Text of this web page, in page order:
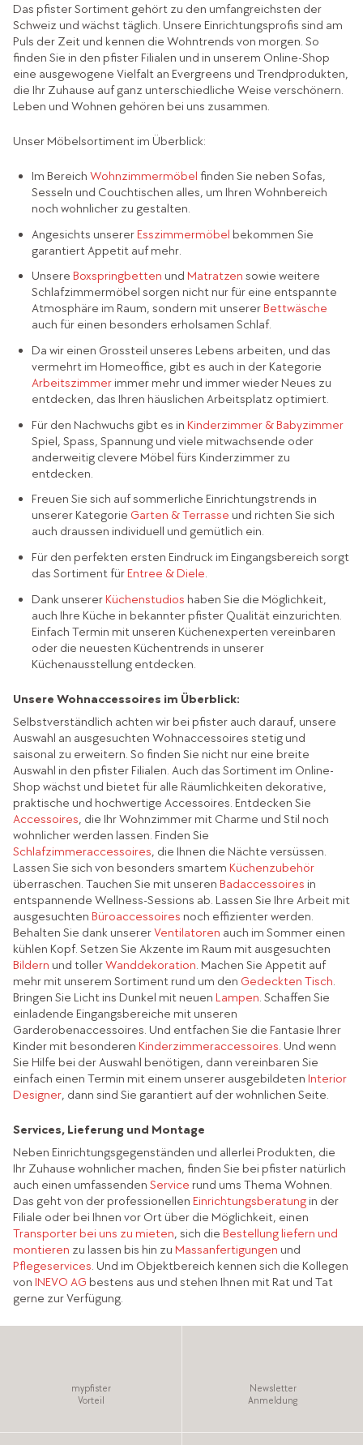
Das pfister Sortiment gehört zu den umfangreichsten der
Schweiz und wächst täglich. Unsere Einrichtungsprofis sind am
Puls der Zeit und kennen die Wohntrends von morgen. So
finden Sie in den pfister Filialen und in unserem Online-Shop
eine ausgewogene Vielfalt an Evergreens und Trendprodukten,
die Ihr Zuhause auf ganz unterschiedliche Weise verschönern.
Leben und Wohnen gehören bei uns zusammen.
Unser Möbelsortiment im Überblick:
Im BereichWohnzimmermöbel finden Sie neben Sofas,
Sesseln und Couchtischen alles, um Ihren Wohnbereich
noch wohnlicher zu gestalten.
Angesichts unserer Esszimmermöbel bekommen Sie
garantiert Appetit auf mehr.
Unsere Boxspringbetten und Matratzen sowie weitere
Schlafzimmermöbel sorgen nicht nur für eine entspannte
Atmosphäre im Raum, sondern mit unserer Bettwäsche
auch für einen besonders erholsamen Schlaf.
Da wir einen Grossteil unseres Lebens arbeiten, und das
vermehrt im Homeoffice, gibt es auch in der Kategorie
Arbeitszimmer immer mehr und immer wieder Neues zu
entdecken, das Ihren häuslichen Arbeitsplatz optimiert.
Für den Nachwuchs gibt es in Kinderzimmer & Babyzimmer
Spiel, Spass, Spannung und viele mitwachsende oder
anderweitig clevere Möbel fürs Kinderzimmer zu
entdecken.
Freuen Sie sich auf sommerliche Einrichtungstrends in
unserer Kategorie Garten & Terrasse und richten Sie sich
auch draussen individuell und gemütlich ein.
Für den perfekten ersten Eindruck im Eingangsbereich sorgt
das Sortiment für Entree & Diele.
Dank unserer Küchenstudios haben Sie die Möglichkeit,
auch Ihre Küche in bekannter pfister Qualität einzurichten.
Einfach Termin mit unseren Küchenexperten vereinbaren
oder die neuesten Küchentrends in unserer
Küchenausstellung entdecken.
Unsere Wohnaccessoires im Überblick:
Selbstverständlich achten wir bei pfister auch darauf, unsere
Auswahl an ausgesuchten Wohnaccessoires stetig und
saisonal zu erweitern. So finden Sie nicht nur eine breite
Auswahl in den pfister Filialen. Auch das Sortiment im Online-
Shop wächst und bietet für alle Räumlichkeiten dekorative,
praktische und hochwertige Accessoires. Entdecken Sie
Accessoires, die Ihr Wohnzimmer mit Charme und Stil noch
wohnlicher werden lassen. Finden Sie
Schlafzimmeraccessoires, die Ihnen die Nächte versüssen.
Lassen Sie sich von besonders smartem Küchenzubehör
überraschen. Tauchen Sie mit unseren Badaccessoires in
entspannende Wellness-Sessions ab. Lassen Sie Ihre Arbeit mit
ausgesuchten Büroaccessoires noch effizienter werden.
Behalten Sie dank unsererVentilatoren auch im Sommer einen
kühlen Kopf. Setzen Sie Akzente im Raum mit ausgesuchten
Bildern und tollerWanddekoration. Machen Sie Appetit auf
mehr mit unserem Sortiment rund um den Gedeckten Tisch.
Bringen Sie Licht ins Dunkel mit neuen Lampen. Schaffen Sie
einladende Eingangsbereiche mit unseren
Garderobenaccessoires. Und entfachen Sie die Fantasie Ihrer
Kinder mit besonderen Kinderzimmeraccessoires. Und wenn
Sie Hilfe bei der Auswahl benötigen, dann vereinbaren Sie
einfach einen Termin mit einem unserer ausgebildeten Interior
Designer, dann sind Sie garantiert auf der wohnlichen Seite.
Services, Lieferung und Montage
Neben Einrichtungsgegenständen und allerlei Produkten, die
Ihr Zuhause wohnlicher machen, finden Sie bei pfister natürlich
auch einen umfassenden Service rund ums Thema Wohnen.
Das geht von der professionellen Einrichtungsberatungin der
Filiale oder bei Ihnen vor Ort über die Möglichkeit, einen
Transporter bei uns zu mieten, sich die Bestellung liefern und
montieren zu lassen bis hin zu Massanfertigungen und
Pflegeservices. Und im Objektbereich kennen sich die Kollegen
von INEVO AG bestens aus und stehen Ihnen mit Rat und Tat
gerne zur Verfügung.
mypfister
Vorteil
Newsletter
Anmeldung